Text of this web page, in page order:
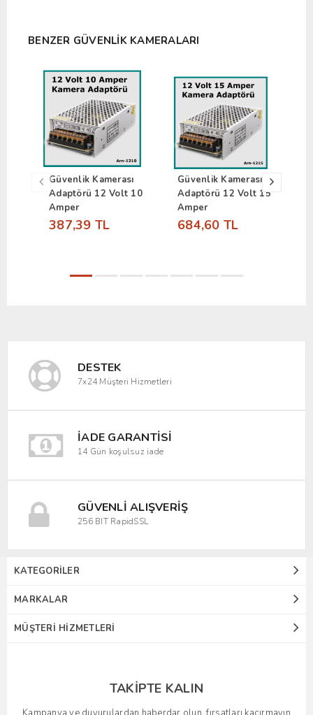
BENZER GÜVENLIK KAMERALARI
Güvenlik Kamerası
Adaptörü 12 Volt 10
Amper
387,39 TL
Güvenlik Kamerası
Adaptörü 12 Volt 15
Amper
684,60 TL
DESTEK
7x24 Müşteri Hizmetleri
İADE GARANTISI
14 Gün koşulsuz iade
GÜVENLI ALIŞVERIŞ
256 BIT RapidSSL
KATEGORILER
MARKALAR
MÜŞTERI HIZMETLERI
TAKIPTE KALIN